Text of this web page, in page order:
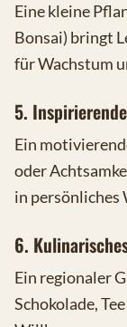
Eine kleine
Bonsai) bringt
für Wachstum
5.
Ein
oder
in persönliches
6.
Ein regionaler
Schokolade,